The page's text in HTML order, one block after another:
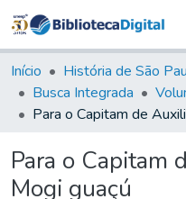
Início História de São
Busca Integrada
Para o Capitam
Mogi guaçú